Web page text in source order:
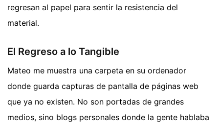
regresan al papel para sentir la resistencia del
material.
El Regreso a lo Tangible
Mateo me muestra una carpeta en su ordenador
donde guarda capturas de pantalla de páginas web
que ya no existen. No son portadas de grandes
medios, sino blogs personales donde la gente hablaba